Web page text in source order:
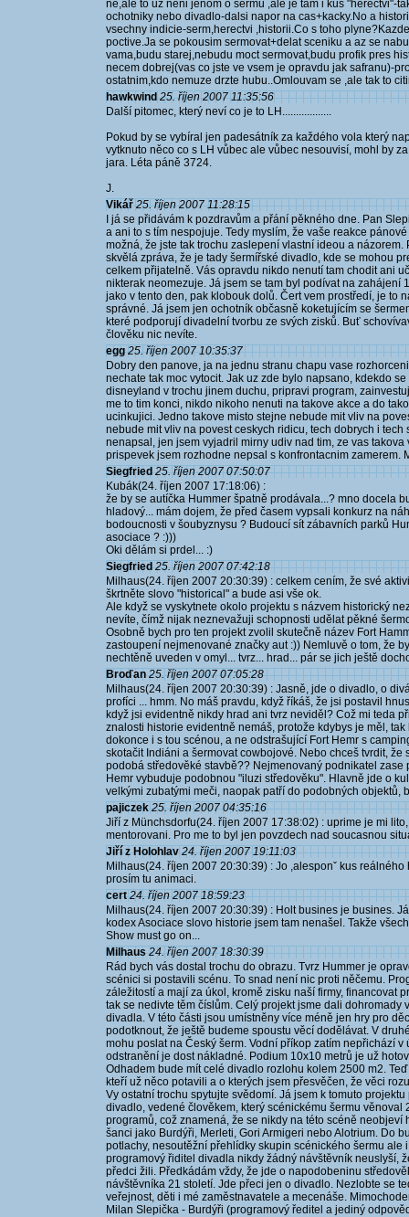
ne,ale to uz neni jenom o sermu ,ale je tam i kus "herectvi"-
ochotniky nebo divadlo-dalsi napor na cas+kacky.No a
vsechny indicie-serm,herectvi ,historii.Co s toho
poctive.Ja se pokousim sermovat+delat sceniku a az se
vama,budu starej,nebudu moct sermovat,budu profik pres
necem dobrej(vas co jste ve vsem je opravdu jak safranu)-
ostatnim,kdo nemuze drzte hubu..Omlouvam se ,ale tak to
hawkwind 25. říjen 2007 11:35:56
Další pitomec, který neví co je to LH..................
Pokud by se vybíral jen padesátník za každého vola který
vytknuto něco co s LH vůbec ale vůbec nesouvisí, mohl by
jara. Léta páně 3724.
J.
Vikář 25. říjen 2007 11:28:15
I já se přidávám k pozdravům a přání pěkného dne. Pan
a ani to s tím nespojuje. Tedy myslím, že vaše reakce
možná, že jste tak trochu zaslepení vlastní ideou a
skvělá zpráva, že je tady šermířské divadlo, kde se mohou
celkem přijatelně. Vás opravdu nikdo nenutí tam chodit ani
nikterak neomezuje. Já jsem se tam byl podívat na zahájení
jako v tento den, pak klobouk dolů. Čert vem prostředí, je to
správné. Já jsem jen ochotník občasně koketujícím se
které podporují divadelní tvorbu ze svých zisků. Buť
člověku nic nevíte.
egg 25. říjen 2007 10:35:37
Dobry den panove, ja na jednu stranu chapu vase
nechate tak moc vytocit. Jak uz zde bylo napsano, kdekdo
disneyland v trochu jinem duchu, pripravi program,
me to tim konci, nikdo nikoho nenuti na takove akce a do
ucinkujici. Jedno takove misto stejne nebude mit vliv na
nebude mit vliv na povest ceskych ridicu, tech dobrych i
nenapsal, jen jsem vyjadril mirny udiv nad tim, ze vas
prispevek jsem rozhodne nepsal s konfrontacnim zamerem.
Siegfried 25. říjen 2007 07:50:07
Kubák(24. říjen 2007 17:18:06) :
že by se autíčka Hummer špatně prodávala...? mno docela
hladový... mám dojem, že před časem vypsali konkurz na
bodoucnosti v šoubyznysu ? Budoucí sít zábavních parků
asociace ? :)))
Oki dělám si prdel... :)
Siegfried 25. říjen 2007 07:42:18
Milhaus(24. říjen 2007 20:30:39) : celkem cením, že své
škrtněte slovo "historical" a bude asi vše ok.
Ale když se vyskytnete okolo projektu s názvem historický
nevíte, čímž nijak neznevažuji schopnosti udělat pěkné
Osobně bych pro ten projekt zvolil skutečně název Fort
zastoupení nejmenované značky aut :)) Nemluvě o tom, že
nechtěně uveden v omyl... tvrz... hrad... pár se jich ještě
Broďan 25. říjen 2007 07:05:28
Milhaus(24. říjen 2007 20:30:39) : Jasně, jde o divadlo, o
profíci ... hmm. No máš pravdu, když říkáš, že jsi postavil
když jsi evidentně nikdy hrad ani tvrz neviděl? Což mi teda
znalosti historie evidentně nemáš, protože kdybys je měl,
dokonce i s tou scénou, a ne odstrašující Fort Hemr s
skotačit Indiáni a šermovat cowbojové. Nebo chceš tvrdit,
podobá středověké stavbě?? Nejmenovaný podnikatel
Hemr vybuduje podobnou "iluzi středověku". Hlavně jde o
velkými zubatými meči, naopak patří do podobných objektů,
pajiczek 25. říjen 2007 04:35:16
Jiří z Münchsdorfu(24. říjen 2007 17:38:02) : uprime je mi
mentorovani. Pro me to byl jen povzdech nad soucasnou
Jiří z Holohlav 24. říjen 2007 19:11:03
Milhaus(24. říjen 2007 20:30:39) : Jo ,alesponˇ kus
prosím tu animaci.
cert 24. říjen 2007 18:59:23
Milhaus(24. říjen 2007 20:30:39) : Holt busines je busines.
kodex Asociace slovo historie jsem tam nenašel. Takže
Show must go on...
Milhaus 24. říjen 2007 18:30:39
Rád bych vás dostal trochu do obrazu. Tvrz Hummer je
scénici si postavili scénu. To snad není nic proti něčemu.
záležitostí a mají za úkol, kromě zisku naší firmy, financovat
tak se nedivte těm číslům. Celý projekt jsme dali
divadla. V této části jsou umístněny více méně jen hry pro
podotknout, že ještě budeme spoustu věcí dodělávat. V
mohu poslat na Český šerm. Vodní příkop zatím nepřichází
odstranění je dost nákladné. Podium 10x10 metrů je už
Odhadem bude mít celé divadlo rozlohu kolem 2500 m2.
kteří už něco potavili a o kterých jsem přesvěčen, že věci
Vy ostatní trochu spytujte svědomí. Já jsem k tomuto
divadlo, vedené člověkem, který scénickému šermu
programů, což znamená, že se nikdy na této scéně
šanci jako Burdýři, Merleti, Gori Armigeri nebo Alotrium. Do
potlachy, nesoutěžní přehlídky skupin scénického šermu
programový řiditel divadla nikdy žádný návštěvník neuslyší,
předci žili. Předkádám vždy, že jde o napodobeninu
návštěvníka 21 století. Jde přeci jen o divadlo. Nezlobte se
veřejnost, děti i mé zaměstnavatele a mecenáše.
Milan Slepička - Burdýři (programový ředitel a jediný